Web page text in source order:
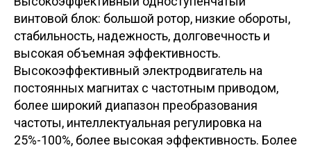
винтовой блок: большой ротор, низкие обороты,
стабильность, надежность, долговечность и
высокая объемная эффективность.
Высокоэффективный электродвигатель на
постоянных магнитах с частотным приводом,
более широкий диапазон преобразования
частоты, интеллектуальная регулировка на
25%-100%, более высокая эффективность. Более